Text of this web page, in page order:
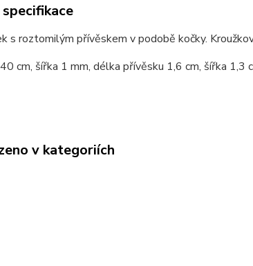
s roztomilým přívěskem v podobě kočky.
cm, šířka 1 mm, délka přívěsku 1,6 cm, šířka 1,3
v kategoriích